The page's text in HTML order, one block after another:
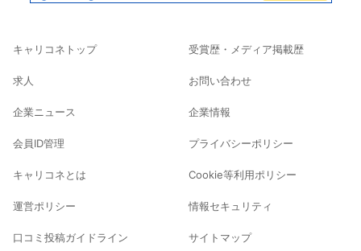
キャリコネトップ
求人
企業ニュース
会員ID管理
キャリコネとは
運営ポリシー
口コミ投稿ガイドライン
受賞歴・メディア掲載歴
お問い合わせ
企業情報
プライバシーポリシー
Cookie等利用ポリシー
情報セキュリティ
サイトマップ